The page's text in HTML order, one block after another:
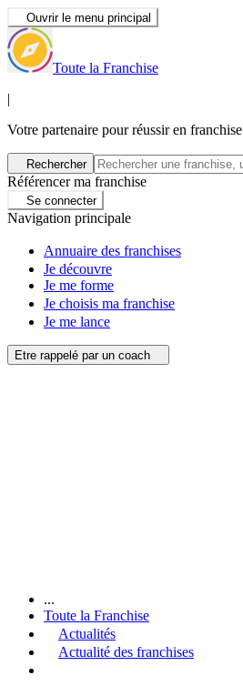
Ouvrir le menu principal
Toute la Franchise
|
Votre partenaire pour réussir en franchise
Rechercher
Référencer ma franchise
Se connecter
Navigation principale
Annuaire des franchises
Je découvre
Je me forme
Je choisis ma franchise
Je me lance
Etre rappelé par un coach
...
Toute la Franchise
Actualités
Actualité des franchises